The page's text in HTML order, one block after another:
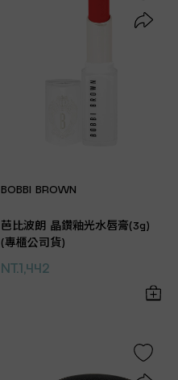
BOBBI BROWN
芭比波朗 晶鑽釉光水唇膏(3g)
(專櫃公司貨)
NT.1,442